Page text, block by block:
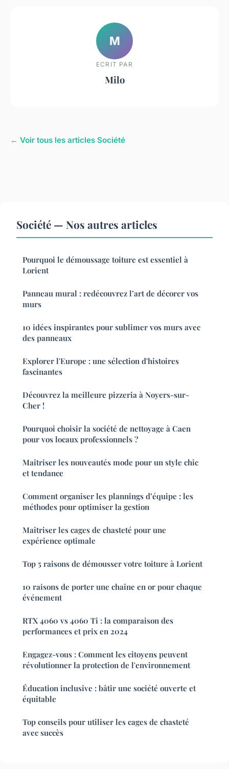
M
ECRIT PAR
Milo
← Voir tous les articles Société
Société — Nos autres articles
Pourquoi le démoussage toiture est essentiel à
Lorient
Panneau mural : redécouvrez l’art de décorer vos
murs
10 idées inspirantes pour sublimer vos murs avec
des panneaux
Explorer l'Europe : une sélection d'histoires
fascinantes
Découvrez la meilleure pizzeria à Noyers-sur-
Cher !
Pourquoi choisir la société de nettoyage à Caen
pour vos locaux professionnels ?
Maîtriser les nouveautés mode pour un style chic
et tendance
Comment organiser les plannings d’équipe : les
méthodes pour optimiser la gestion
Maîtriser les cages de chasteté pour une
expérience optimale
Top 5 raisons de démousser votre toiture à Lorient
10 raisons de porter une chaîne en or pour chaque
événement
RTX 4060 vs 4060 Ti : la comparaison des
performances et prix en 2024
Engagez-vous : Comment les citoyens peuvent
révolutionner la protection de l'environnement
Éducation inclusive : bâtir une société ouverte et
équitable
Top conseils pour utiliser les cages de chasteté
avec succès